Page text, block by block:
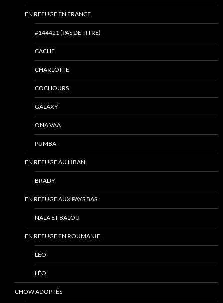
EN REFUGE EN FRANCE
#144421 (PAS DE TITRE)
CACHE
CHARLOTTE
COCHOURS
GALAXY
ONA VAA
PUMBA
EN REFUGE AU LIBAN
BRADY
EN REFUGE AUX PAYS BAS
NALA ET BALOU
EN REFUGE EN ROUMANIE
LÉO
LÉO
CHOW ADOPTÉS